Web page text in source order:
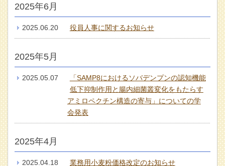
2025年6月
2025.06.20 役員人事に関するお知らせ
2025年5月
2025.05.07
「SAMP8におけるソバデンプンの認知機能
低下抑制作用と腸内細菌叢変化をもたらす
アミロペクチン構造の寄与」についての学
会発表
2025年4月
2025.04.18 業務用小麦粉価格改定のお知らせ